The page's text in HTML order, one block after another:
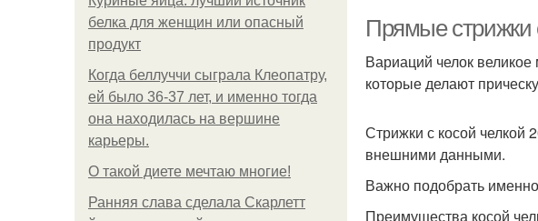
белка для женщин или опасный
продукт
Когда беллуччи сыграла Клеопатру,
ей было 36-37 лет, и именно тогда
она находилась на вершине
карьеры.
О такой диете мечтаю многие!
Ранняя слава сделала Скарлетт
Прямые стрижки
Вариаций челок
которые делают
Стрижки с косой
внешними данными.
Важно подобрать
Преимущества косой